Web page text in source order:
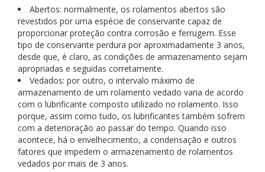
Abertos: normalmente, os rolamentos abertos são
revestidos por uma espécie de conservante capaz de
proporcionar proteção contra corrosão e ferrugem. Esse
tipo de conservante perdura por aproximadamente 3 anos,
desde que, é claro, as condições de armazenamento sejam
apropriadas e seguidas corretamente.
Vedados: por outro, o intervalo máximo de
armazenamento de um rolamento vedado varia de acordo
com o lubrificante composto utilizado no rolamento. Isso
porque, assim como tudo, os lubrificantes também sofrem
com a deterioração ao passar do tempo. Quando isso
acontece, há o envelhecimento, a condensação e outros
fatores que impedem o armazenamento de rolamentos
vedados por mais de 3 anos.